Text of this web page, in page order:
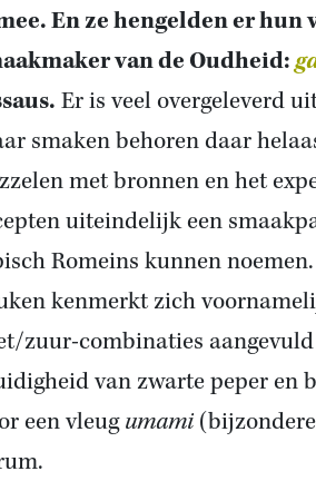
En ze hengelden er hun
van de Oudheid:
Er is veel overgeleverd
smaken behoren daar
met bronnen en het
uiteindelijk een
Romeins kunnen
kenmerkt zich
zuur-combinaties
van zwarte peper en
een vleugumami